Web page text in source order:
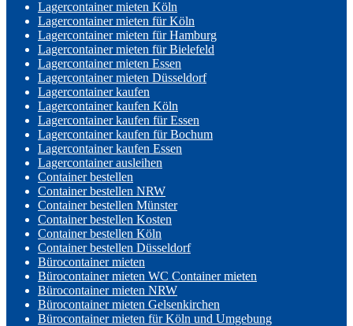
Lagercontainer mieten Köln
Lagercontainer mieten für Köln
Lagercontainer mieten für Hamburg
Lagercontainer mieten für Bielefeld
Lagercontainer mieten Essen
Lagercontainer mieten Düsseldorf
Lagercontainer kaufen
Lagercontainer kaufen Köln
Lagercontainer kaufen für Essen
Lagercontainer kaufen für Bochum
Lagercontainer kaufen Essen
Lagercontainer ausleihen
Container bestellen
Container bestellen NRW
Container bestellen Münster
Container bestellen Kosten
Container bestellen Köln
Container bestellen Düsseldorf
Bürocontainer mieten
Bürocontainer mieten WC Container mieten
Bürocontainer mieten NRW
Bürocontainer mieten Gelsenkirchen
Bürocontainer mieten für Köln und Umgebung